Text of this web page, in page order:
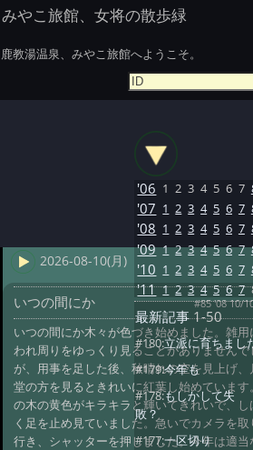
みやこ旅館、女将の散歩緑
鹿教湯温泉、みやこ旅館へようこそ。
2026-08-10(月)
いつの間にか #85 '08 10/
いつの間にか木々が色づき始めました。雑用
われ周りをゆっくり見ることがありませんで
が、用事を足した後、秋晴れの空を見上げ、
堂の方を見るときれいに紅葉し始めています
の木の黄色がキラキラと輝いてきれいで、し
く足を止め見ていました。急いでカメラを取
行き、シャッターを押しました。今年は適当
'06 1 2 3 4 5 6 7
'07 1 2 3 4 5 6 7
'08 1 2 3 4 5 6 7
'09 1 2 3 4 5 6 7
'10 1 2 3 4 5 6 7
'11 1 2 3 4 5 6 7
最新記事1-50
#180:立派に育ちまし
#179:今年も
#178:もしかして失
敗？
#177:一区切り